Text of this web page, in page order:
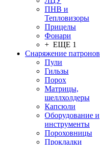
ПНВ и
Тепловизоры
Прицелы
Фонари
+ ЕЩЕ 1
Снаряжение патронов
Пули
Гильзы
Порох
Матрицы,
шеллхолдеры
Капсюли
Оборудование и
инструменты
Пороховницы
Прокладки